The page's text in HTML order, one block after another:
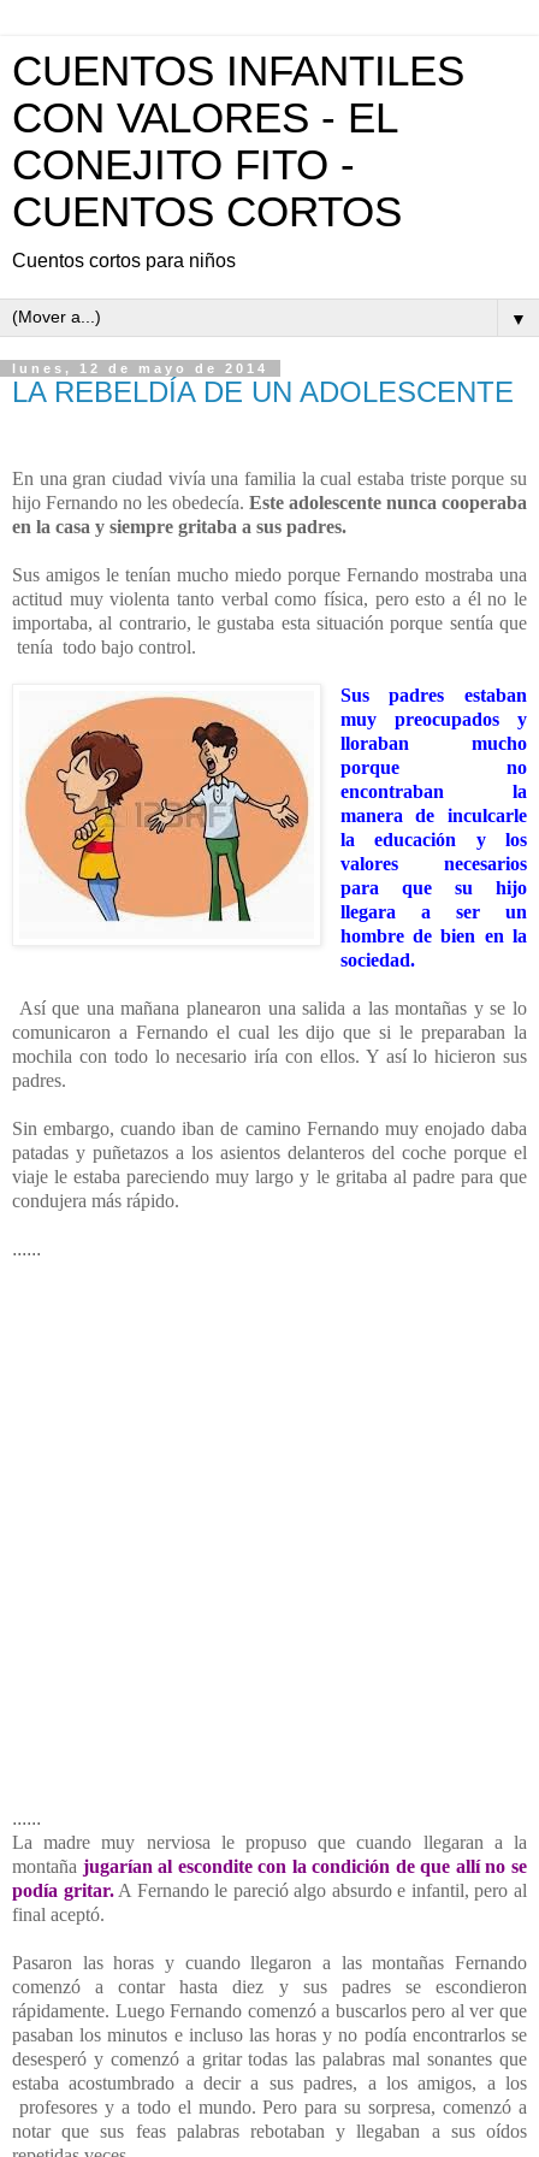
CUENTOS INFANTILES
CON VALORES - EL
CONEJITO FITO -
CUENTOS CORTOS
Cuentos cortos para niños
▼
lunes, 12 de mayo de 2014
LA REBELDÍA DE UN ADOLESCENTE
En una gran ciudad vivía una familia la cual estaba triste porque su
hijo Fernando no les obedecía. Este adolescente nunca cooperaba
en la casa y siempre gritaba a sus padres.
Sus amigos le tenían mucho miedo porque Fernando mostraba una
actitud muy violenta tanto verbal como física, pero esto a él no le
importaba, al contrario, le gustaba esta situación porque sentía que
tenía todo bajo control.
Sus padres estaban
muy preocupados y
lloraban mucho
porque no
encontraban la
manera de inculcarle
la educación y los
valores necesarios
para que su hijo
llegara a ser un
hombre de bien en la
sociedad.
Así que una mañana planearon una salida a las montañas y se lo
comunicaron a Fernando el cual les dijo que si le preparaban la
mochila con todo lo necesario iría con ellos. Y así lo hicieron sus
padres.
Sin embargo, cuando iban de camino Fernando muy enojado daba
patadas y puñetazos a los asientos delanteros del coche porque el
viaje le estaba pareciendo muy largo y le gritaba al padre para que
condujera más rápido.
......
......
La madre muy nerviosa le propuso que cuando llegaran a la
montaña jugarían al escondite con la condición de que allí no se
podía gritar.A Fernando le pareció algo absurdo e infantil, pero al
final aceptó.
Pasaron las horas y cuando llegaron a las montañas Fernando
comenzó a contar hasta diez y sus padres se escondieron
rápidamente. Luego Fernando comenzó a buscarlos pero al ver que
pasaban los minutos e incluso las horas y no podía encontrarlos se
desesperó y comenzó a gritar todas las palabras mal sonantes que
estaba acostumbrado a decir a sus padres, a los amigos, a los
profesores y a todo el mundo. Pero para su sorpresa, comenzó a
notar que sus feas palabras rebotaban y llegaban a sus oídos